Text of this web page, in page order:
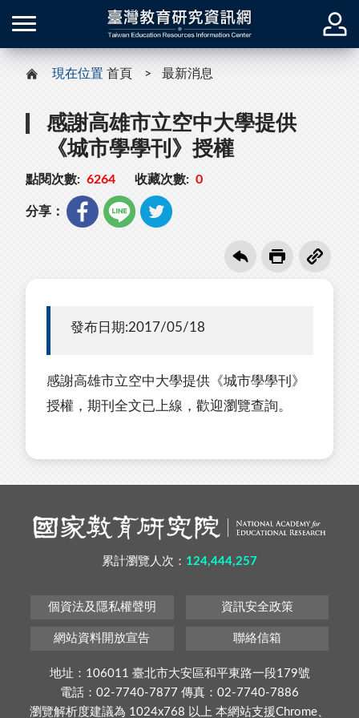
現在位置 首頁 最新消息
感謝高雄市立空中大學提供
《城市學學刊》授權
點閱次數: 6264 收藏次數: 0
分享：
發布日期:2017/05/18
感謝高雄市立空中大學提供《城市學學刊》
授權，期刊全文已上線，歡迎瀏覽查詢。
累計瀏覽人次： 124,444,257
個資法及隱私權聲明 資訊安全政策
網站資料開放宣告 聯絡信箱
地址：106011 臺北市大安區和平東路一段179號
電話：02-7740-7877 傳真：02-7740-7886
瀏覽解析度建議為 1024x768 以上 本網站支援Chrome、